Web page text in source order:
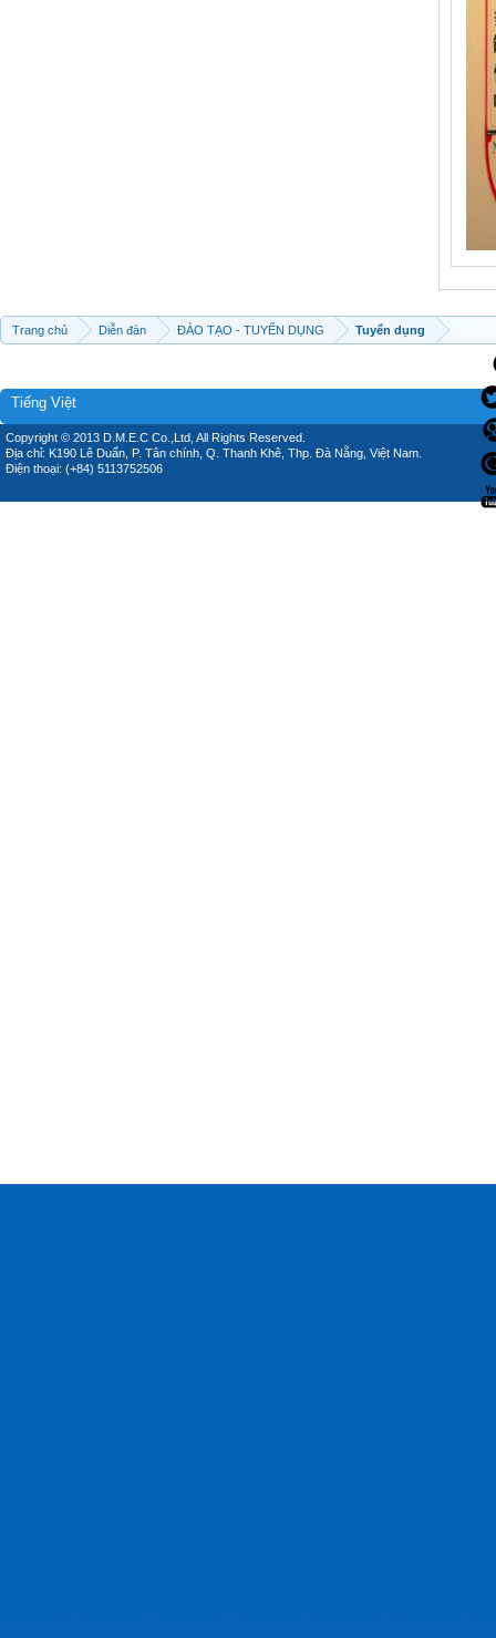
Trang chủ Diễn đàn ĐÀO TẠO - TUYỂN DỤNG Tuyển dụng
Tiếng Việt
Copyright © 2013 D.M.E.C Co.,Ltd, All Rights Reserved.
Địa chỉ: K190 Lê Duẩn, P. Tân chính, Q. Thanh Khê, Thp. Đà Nẵng, Việt Nam.
Điện thoại: (+84) 5113752506